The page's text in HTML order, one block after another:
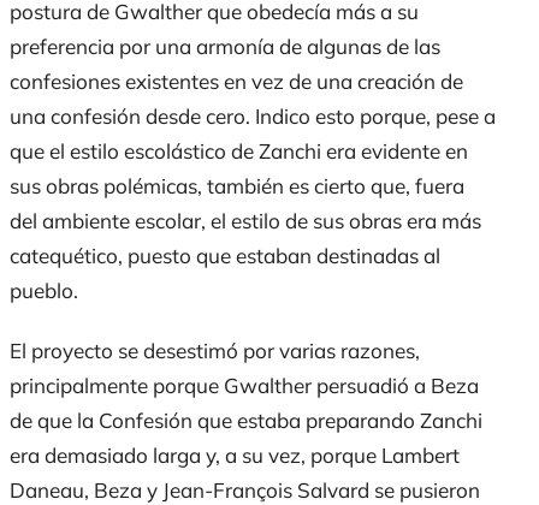
postura de Gwalther que obedecía más a su
preferencia por una armonía de algunas de las
confesiones existentes en vez de una creación de
una confesión desde cero. Indico esto porque, pese a
que el estilo escolástico de Zanchi era evidente en
sus obras polémicas, también es cierto que, fuera
del ambiente escolar, el estilo de sus obras era más
catequético, puesto que estaban destinadas al
pueblo.
El proyecto se desestimó por varias razones,
principalmente porque Gwalther persuadió a Beza
de que la Confesión que estaba preparando Zanchi
era demasiado larga y, a su vez, porque Lambert
Daneau, Beza y Jean-François Salvard se pusieron